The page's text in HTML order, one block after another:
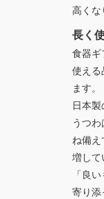
高くな
長く
食器ギ
使える
ます。
日本
うつ
ね備
増して
「良
寄り添